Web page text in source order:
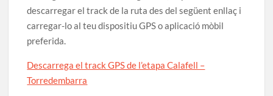
descarregar el track de la ruta des del següent enllaç i
carregar-lo al teu dispositiu GPS o aplicació mòbil
preferida.
Descarrega el track GPS de l’etapa Calafell –
Torredembarra